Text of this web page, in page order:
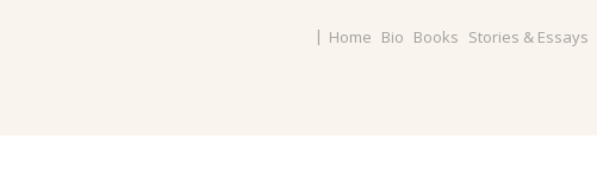
Home Bio Books Stories & Essays